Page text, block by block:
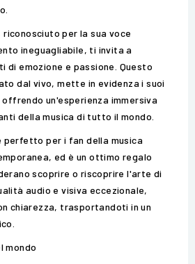
riconosciuto per la sua voce
ineguagliabile, ti invita a
di emozione e passione. Questo
dal vivo, mette in evidenza i suoi
un'esperienza immersiva
della musica di tutto il mondo.
per i fan della musica
ed è un ottimo regalo
scoprire o riscoprire l'arte di
audio e visiva eccezionale,
chiarezza, trasportandoti in un
mondo